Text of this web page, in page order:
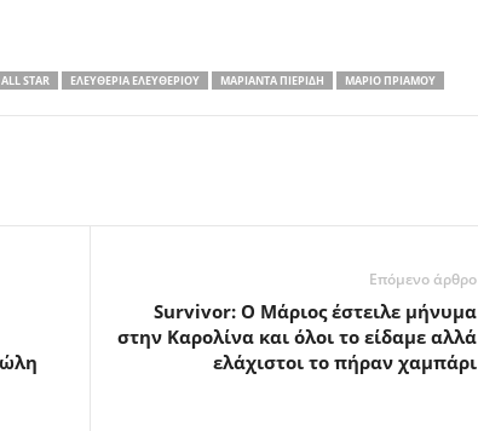
STAR ΕΛΕΥΘΕΡΊΑ ΕΛΕΥΘΕΡΊΟΥ ΜΑΡΙΆΝΤΑ ΠΙΕΡΊΔΗ ΜΆΡΙΟ ΠΡΊΑΜΟΥ
Επόμενο άρθρο
Survivor: Ο Μάριος έστειλε μήνυμα
στην Καρολίνα και όλοι το είδαμε αλλά
ελάχιστοι το πήραν χαμπάρι